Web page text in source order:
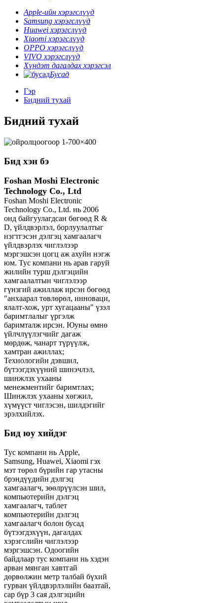
Apple-ийн хэрэгслүүд
Samsung хэрэгслүүд
Huawei хэрэгслүүд
Xiaomi хэрэгслүүд
OPPO хэрэгслүүд
VIVO хэрэгслүүд
Хүндэт дагалдах хэрэгсэл
Бусад
Гэр
Бидний тухай
Бидний тухай
Бид хэн бэ
Foshan Moshi Electronic
Technology Co., Ltd
Foshan Moshi Electronic
Technology Co., Ltd. нь 2006
онд байгуулагдсан бөгөөд R &
D, үйлдвэрлэл, борлуулалтыг
нэгтгэсэн дэлгэц хамгаалагч
үйлдвэрлэх чиглэлээр
мэргэшсэн цогц аж ахуйн нэгж
юм. Тус компани нь арав гаруй
жилийн турш дэлгэцийн
хамгаалалтын чиглэлээр
гүнзгий ажиллаж ирсэн бөгөөд
"анхаарал төвлөрөл, инноваци,
ялалт-хож, урт хугацааны" үзэл
баримтлалыг үргэлж
баримталж ирсэн. Юуны өмнө
үйлчлүүлэгчийг дагаж
мөрдөж, чанарт түрүүлж,
хамтран ажиллах;
Технологийн дэвшил,
бүтээгдэхүүний шинэчлэл,
шинжлэх ухааны
менежментийг баримтлах;
Шинжлэх ухааны хөгжил,
хүмүүст чиглэсэн, шилдэгийг
эрэлхийлэх.
Бид юу хийдэг
Тус компани нь Apple,
Samsung, Huawei, Xiaomi гэх
мэт төрөл бүрийн гар утасны
брэндүүдийн дэлгэц
хамгаалагч, зөөлрүүлсэн шил,
компьютерийн дэлгэц
хамгаалагч, таблет
компьютерийн дэлгэц
хамгаалагч болон бусад
бүтээгдэхүүн, дагалдах
хэрэгслийн чиглэлээр
мэргэшсэн. Одоогийн
байдлаар тус компани нь хэдэн
арван мянган хавтгай
дөрвөлжин метр талбай бүхий
гурван үйлдвэрлэлийн баазтай,
сар бүр 3 сая дэлгэцийн